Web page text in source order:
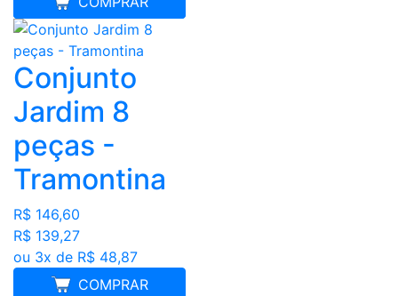
Conjunto
Jardim 8
peças -
Tramontina
R$ 146,60
R$ 139,27
ou 3x de R$ 48,87
COMPRAR